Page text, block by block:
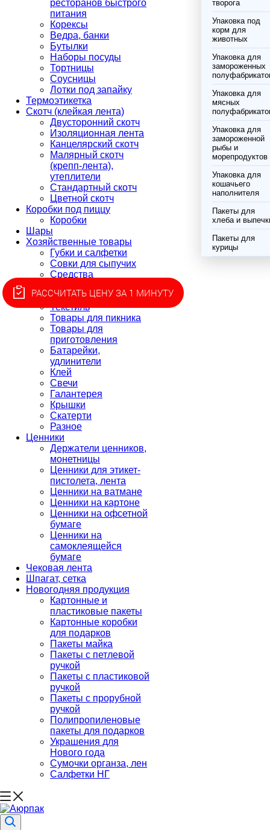
ресторанов быстрого
питания
Корексы
Ведра, банки
Бутылки
Наборы посуды
Тортницы
Соусницы
Лотки под запайку
Термоэтикетка
Скотч (клейкая лента)
Двусторонний скотч
Изоляционная лента
Канцелярский скотч
Малярный скотч
(крепп-лента),
утеплители
Стандартный скотч
Цветной скотч
Коробки под пиццу
Коробки
Шары
Хозяйственные товары
Губки и салфетки
Совки для сыпучих
Средства
защиты
Текстиль
Товары для пикника
Товары для
приготовления
Батарейки,
удлинители
Клей
Свечи
Галантерея
Крышки
Скатерти
Разное
Ценники
Держатели ценников,
монетницы
Ценники для этикет-
пистолета, лента
Ценники на ватмане
Ценники на картоне
Ценники на офсетной
бумаге
Ценники на
самоклеящейся
бумаге
Чековая лента
Шпагат, сетка
Новогодняя продукция
Картонные и
пластиковые пакеты
Картонные коробки
для подарков
Пакеты майка
Пакеты с петлевой
ручкой
Пакеты с пластиковой
ручкой
Пакеты с прорубной
ручкой
Полипропиленовые
пакеты для подарков
Украшения для
Нового года
Сумочки органза, лен
Салфетки НГ
творога
Упаковка под
корм для
животных
Упаковка для
замороженных
Упаковка для
мясных
Упаковка для
замороженной
рыбы и
морепродуктов
Упаковка для
кошачьего
наполнителя
Пакеты для
хлеба и
Пакеты для
курицы
РАССЧИТАТЬ ЦЕНУ ЗА 1 МИНУТУ